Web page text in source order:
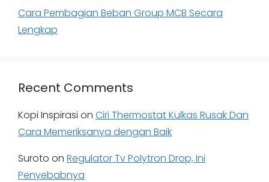
Cara Pembagian Beban Group MCB Secara
Lengkap
Recent Comments
Kopi Inspirasi on Ciri Thermostat Kulkas Rusak Dan
Cara Memeriksanya dengan Baik
Suroto on Regulator Tv Polytron Drop, Ini
Penyebabnya